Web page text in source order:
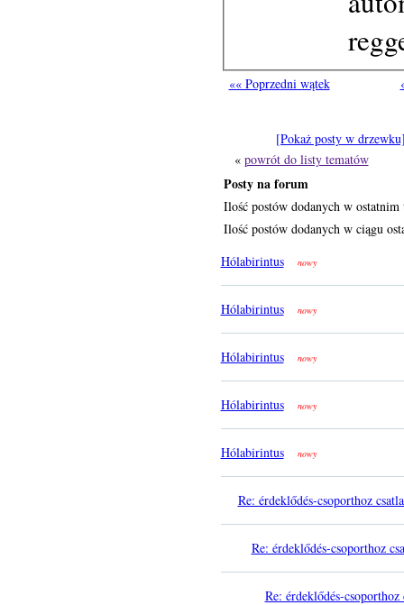
«« Poprzedni wątek
[Pokaż posty w
« powrót do listy tematów
Posty na forum
Ilość postów dodanych w ostatnim
Ilość postów dodanych w ciągu
Hólabirintus
nowy
Hólabirintus nowy
Hólabirintus nowy
Hólabirintus nowy
Hólabirintus nowy
Re: érdeklődés-csoporthoz
Re: érdeklődés-csoporthoz
Re: érdeklődés-csoporthoz